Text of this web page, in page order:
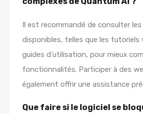
Il est recommandé de consulter
disponibles, telles que les tutoriels
guides d’utilisation, pour mieux
fonctionnalités. Participer à des
également offrir une assistance
Que faire si le logiciel se